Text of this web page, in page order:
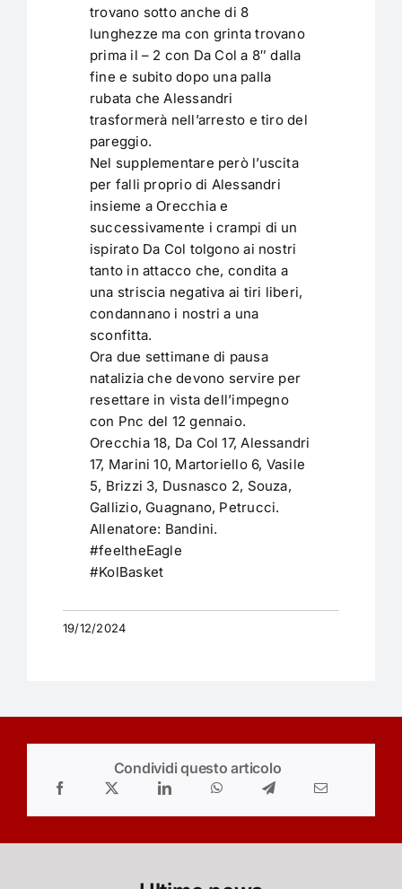
trovano sotto anche di 8
lunghezze ma con grinta trovano
prima il – 2 con Da Col a 8″ dalla
fine e subito dopo una palla
rubata che Alessandri
trasformerà nell’arresto e tiro del
pareggio.
Nel supplementare però l’uscita
per falli proprio di Alessandri
insieme a Orecchia e
successivamente i crampi di un
ispirato Da Col tolgono ai nostri
tanto in attacco che, condita a
una striscia negativa ai tiri liberi,
condannano i nostri a una
sconfitta.
Ora due settimane di pausa
natalizia che devono servire per
resettare in vista dell’impegno
con Pnc del 12 gennaio.
Orecchia 18, Da Col 17, Alessandri
17, Marini 10, Martoriello 6, Vasile
5, Brizzi 3, Dusnasco 2, Souza,
Gallizio, Guagnano, Petrucci.
Allenatore: Bandini.
#feeltheEagle
#KolBasket
19/12/2024
Condividi questo articolo